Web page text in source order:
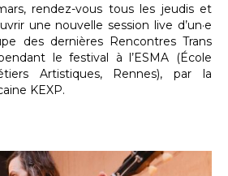
rendez-vous tous les jeudis et
une nouvelle session live d’un·e
des dernières Rencontres Trans
le festival à l’ESMA (École
Artistiques, Rennes), par la
KEXP.